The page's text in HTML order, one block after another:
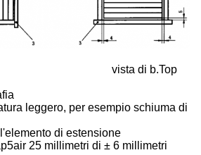
vista di b.Top
leggero, per esempio schiuma di
di estensione
25 millimetri di ± 6 millimetri